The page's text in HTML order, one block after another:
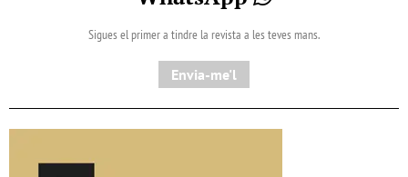
Sigues el primer a tindre la revista a les teves mans.
Envia-me'l